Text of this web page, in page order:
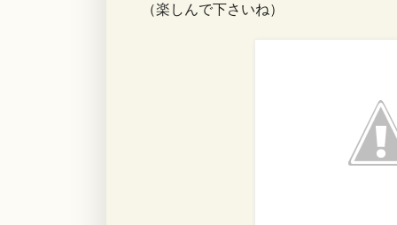
（楽しんで下さいね）